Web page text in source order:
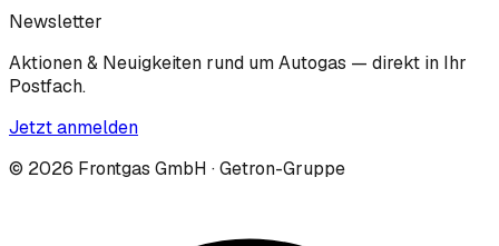
Newsletter
Aktionen & Neuigkeiten rund um Autogas — direkt in Ihr
Postfach.
Jetzt anmelden
© 2026 Frontgas GmbH · Getron-Gruppe